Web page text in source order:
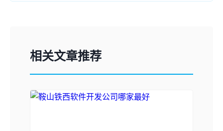
相关文章推荐